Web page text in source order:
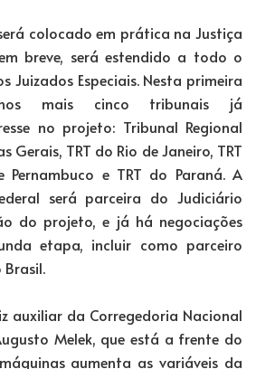
colocado em prática na Justiça
breve, será estendido a todo o
Juizados Especiais. Nesta primeira
mais cinco tribunais já
no projeto: Tribunal Regional
Gerais, TRT do Rio de Janeiro, TRT
Pernambuco e TRT do Paraná. A
será parceira do Judiciário
do projeto, e já há negociações
etapa, incluir como parceiro
auxiliar da Corregedoria Nacional
Melek, que está a frente do
aumenta as variáveis da